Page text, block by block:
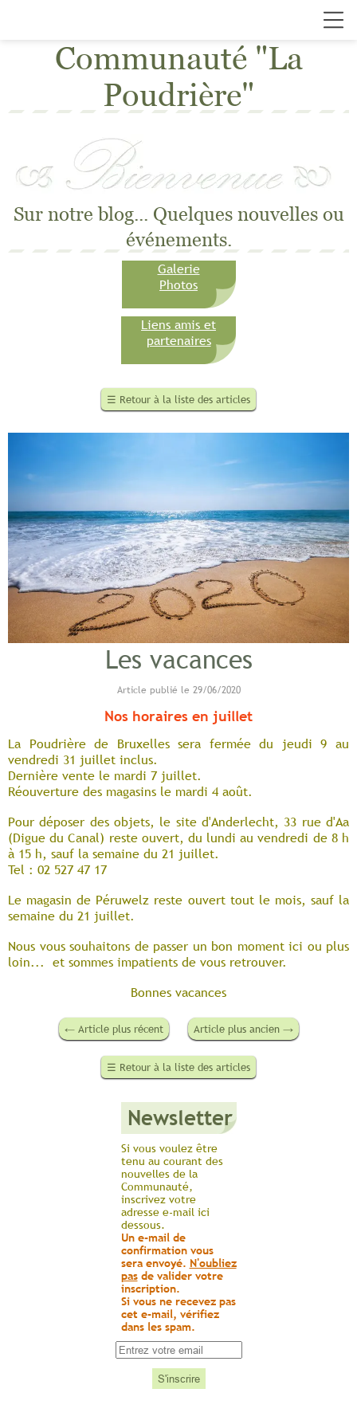
Communauté "La
Poudrière"
Sur notre blog... Quelques nouvelles ou
événements.
Galerie
Photos
Liens amis et
partenaires
☰ Retour à la liste des articles
Les vacances
Article publié le 29/06/2020
Nos horaires en juillet
La Poudrière de Bruxelles sera fermée du jeudi 9 au
vendredi 31 juillet inclus.
Dernière vente le mardi 7 juillet.
Réouverture des magasins le mardi 4 août.
Pour déposer des objets, le site d'Anderlecht, 33 rue d'Aa
(Digue du Canal) reste ouvert, du lundi au vendredi de 8 h
à 15 h, sauf la semaine du 21 juillet.
Tel : 02 527 47 17
Le magasin de Péruwelz reste ouvert tout le mois, sauf la
semaine du 21 juillet.
Nous vous souhaitons de passer un bon moment ici ou plus
loin... et sommes impatients de vous retrouver.
Bonnes vacances
← Article plus récent Article plus ancien→
☰ Retour à la liste des articles
Newsletter
Si vous voulez être
tenu au courant des
nouvelles de la
Communauté,
inscrivez votre
adresse e-mail ici
dessous.
Un e-mail de
confirmation vous
sera envoyé. N'oubliez
pasde valider votre
inscription.
Si vous ne recevez pas
cet e-mail, vérifiez
dans les spam.